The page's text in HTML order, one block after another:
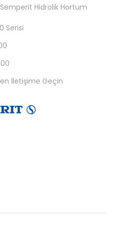
Hidrolik Hortum
Serisi
İletişime Geçin